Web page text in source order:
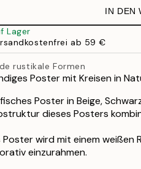
IN DEN
Lager
ab 59 €
rustikale Formen
Poster mit Kreisen in
Poster in Beige,
dieses Posters
Poster wird mit einem weißen
einzurahmen.